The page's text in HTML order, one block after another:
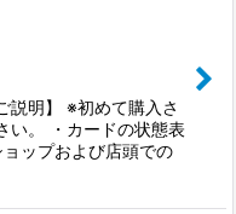
説明】 ※初めて購入さ
い。 ・カードの状態表
ップおよび店頭での